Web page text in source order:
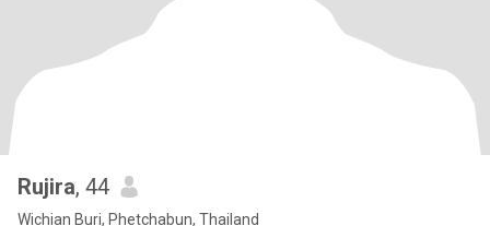
Rujira, 44
Wichian Buri, Phetchabun, Thailand